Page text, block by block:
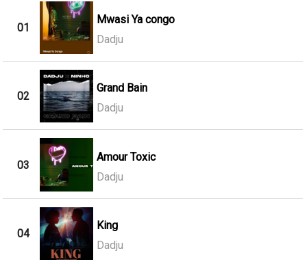
01
Mwasi Ya congo
Dadju
02
Grand Bain
Dadju
03
Amour Toxic
Dadju
04
King
Dadju